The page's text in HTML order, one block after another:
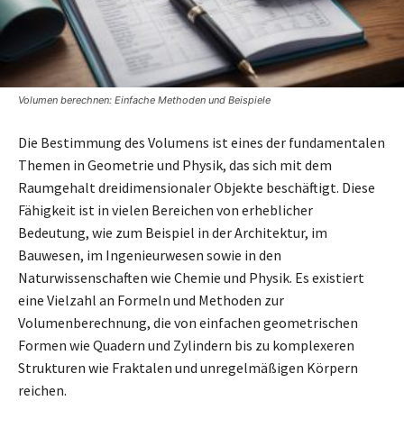
Volumen berechnen: Einfache Methoden und Beispiele
Die Bestimmung des Volumens ist eines der fundamentalen
Themen in Geometrie und Physik, das sich mit dem
Raumgehalt dreidimensionaler Objekte beschäftigt. Diese
Fähigkeit ist in vielen Bereichen von erheblicher
Bedeutung, wie zum Beispiel in der Architektur, im
Bauwesen, im Ingenieurwesen sowie in den
Naturwissenschaften wie Chemie und Physik. Es existiert
eine Vielzahl an Formeln und Methoden zur
Volumenberechnung, die von einfachen geometrischen
Formen wie Quadern und Zylindern bis zu komplexeren
Strukturen wie Fraktalen und unregelmäßigen Körpern
reichen.